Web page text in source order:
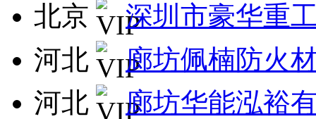
北京
深圳市豪华重
河北
廊坊佩楠防火
河北
廊坊华能泓裕